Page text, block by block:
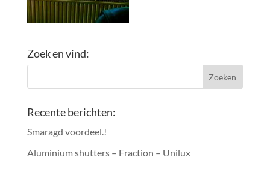
Zoek en vind:
Recente berichten:
Smaragd voordeel.!
Aluminium shutters – Fraction – Unilux